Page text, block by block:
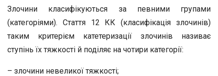
Злочини класифікуються за певними групами
(категоріями). Стаття 12 КК (класифікація злочинів)
таким критерієм катетеризації злочинів називає
ступінь їх тяжкості й поділяє на чотири категорії:
– злочини невеликої тяжкості;